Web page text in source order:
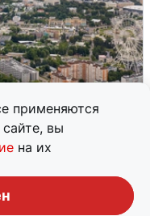
применяются
вы
на их
похожий